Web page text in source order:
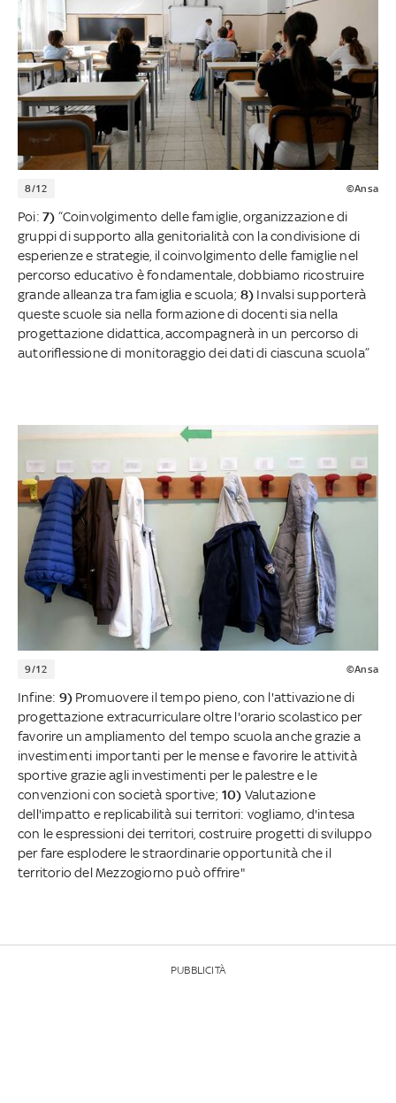
8/12 ©Ansa
Poi: 7) “Coinvolgimento delle famiglie, organizzazione di
gruppi di supporto alla genitorialità con la condivisione di
esperienze e strategie, il coinvolgimento delle famiglie nel
percorso educativo è fondamentale, dobbiamo ricostruire
grande alleanza tra famiglia e scuola; 8) Invalsi supporterà
queste scuole sia nella formazione di docenti sia nella
progettazione didattica, accompagnerà in un percorso di
autoriflessione di monitoraggio dei dati di ciascuna scuola”
9/12 ©Ansa
Infine: 9) Promuovere il tempo pieno, con l'attivazione di
progettazione extracurriculare oltre l'orario scolastico per
favorire un ampliamento del tempo scuola anche grazie a
investimenti importanti per le mense e favorire le attività
sportive grazie agli investimenti per le palestre e le
convenzioni con società sportive; 10) Valutazione
dell'impatto e replicabilità sui territori: vogliamo, d'intesa
con le espressioni dei territori, costruire progetti di sviluppo
per fare esplodere le straordinarie opportunità che il
territorio del Mezzogiorno può offrire"
PUBBLICITÀ